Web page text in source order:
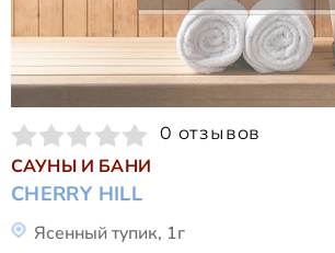
0 отзывов
САУНЫ И БАНИ
CHERRY HILL
Ясенный тупик, 1г